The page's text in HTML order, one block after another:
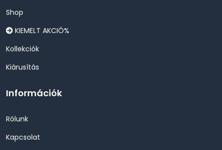
Shop
KIEMELT AKCIÓ%
Kollekciók
Kiárusítás
Információk
Rólunk
Kapcsolat